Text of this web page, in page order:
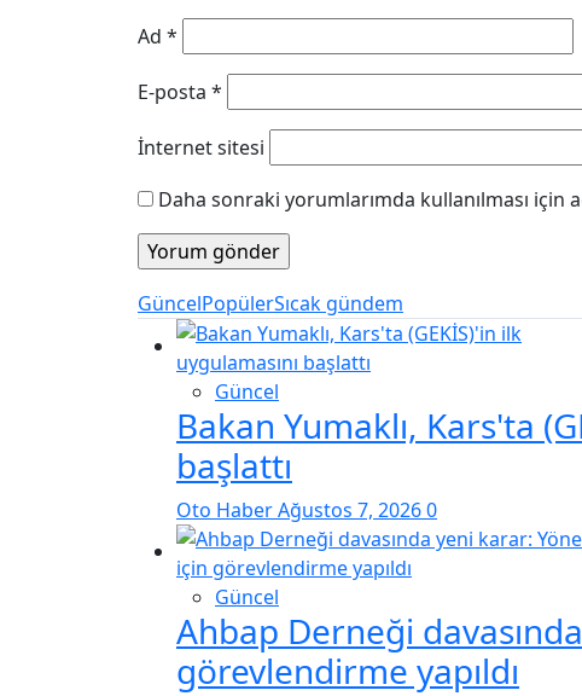
Ad *
E-posta *
İnternet sitesi
Daha sonraki yorumlarımda kullanılması için
GüncelPopülerSıcak gündem
Güncel
Bakan Yumaklı, Kars'ta
başlattı
Oto HaberAğustos 7, 20260
Güncel
Ahbap Derneği
görevlendirme yapıldı